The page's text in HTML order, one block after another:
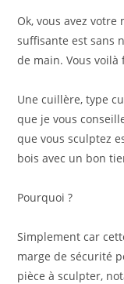
Ok, vous avez
suffisante est sans
de main. Vous voilà
Une cuillère, type
que je vous
que vous sculptez
bois avec un bon
Pourquoi ?
Simplement car
marge de sécurité
pièce à sculpter,